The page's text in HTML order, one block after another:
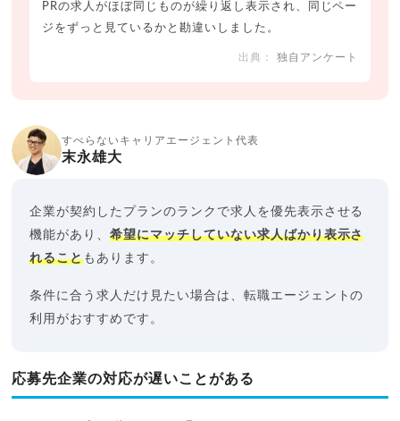
PRの求人がほぼ同じものが繰り返し表示され、同じペー
ジをずっと見ているかと勘違いしました。
独自アンケート
すべらないキャリアエージェント代表
末永雄大
企業が契約したプランのランクで求人を優先表示させる
機能があり、希望にマッチしていない求人ばかり表示さ
れることもあります。
条件に合う求人だけ見たい場合は、転職エージェントの
利用がおすすめです。
応募先企業の対応が遅いことがある